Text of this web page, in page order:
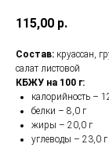
115,00 р.
Состав: круассан,
салат листовой
КБЖУ на 100 г:
калорийность –
белки – 8,0 г
жиры – 20,0 г
углеводы – 23,0 г